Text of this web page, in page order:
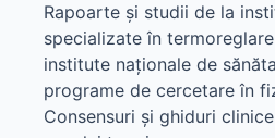
Rapoarte și studii de la
specializate în
institute naționale de
programe de cercetare în
Consensuri și ghiduri